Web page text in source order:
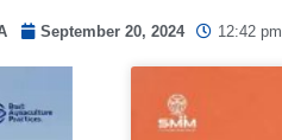
September 20, 2024 12:42 pm